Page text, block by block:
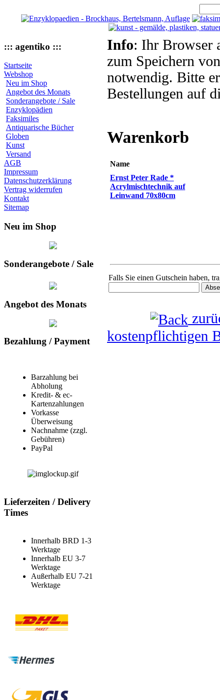
::: agentiko :::
Startseite
Webshop
Neu im Shop
Angebot des Monats
Sonderangebote / Sale
Enzyklopädien
Faksimiles
Antiquarische Bücher
Globen
Kunst
Versand
AGB
Impressum
Datenschutzerklärung
Vertrag widerrufen
Kontakt
Sitemap
Neu im Shop
Sonderangebote / Sale
Angebot des Monats
Bezahlung / Payment
Barzahlung bei
Abholung
Kredit- & ec-
Kartenzahlungen
Vorkasse
Überweisung
Nachnahme (zzgl.
Gebühren)
PayPal
Lieferzeiten / Delivery
Times
Innerhalb BRD 1-3
Werktage
Innerhalb EU 3-7
Werktage
Außerhalb EU 7-21
Werktage
Info: Ihr Browser
zum Speichern
notwendig. Bitte
Bestellungen auf
Warenkorb
Name
Ernst Peter Rade *
Acrylmischtechnik auf
Leinwand 70x80cm
Falls Sie einen Gutschein haben,
kostenpflichtigen